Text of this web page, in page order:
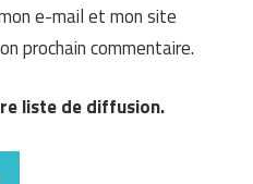
e-mail et mon site
prochain commentaire.
liste de diffusion.